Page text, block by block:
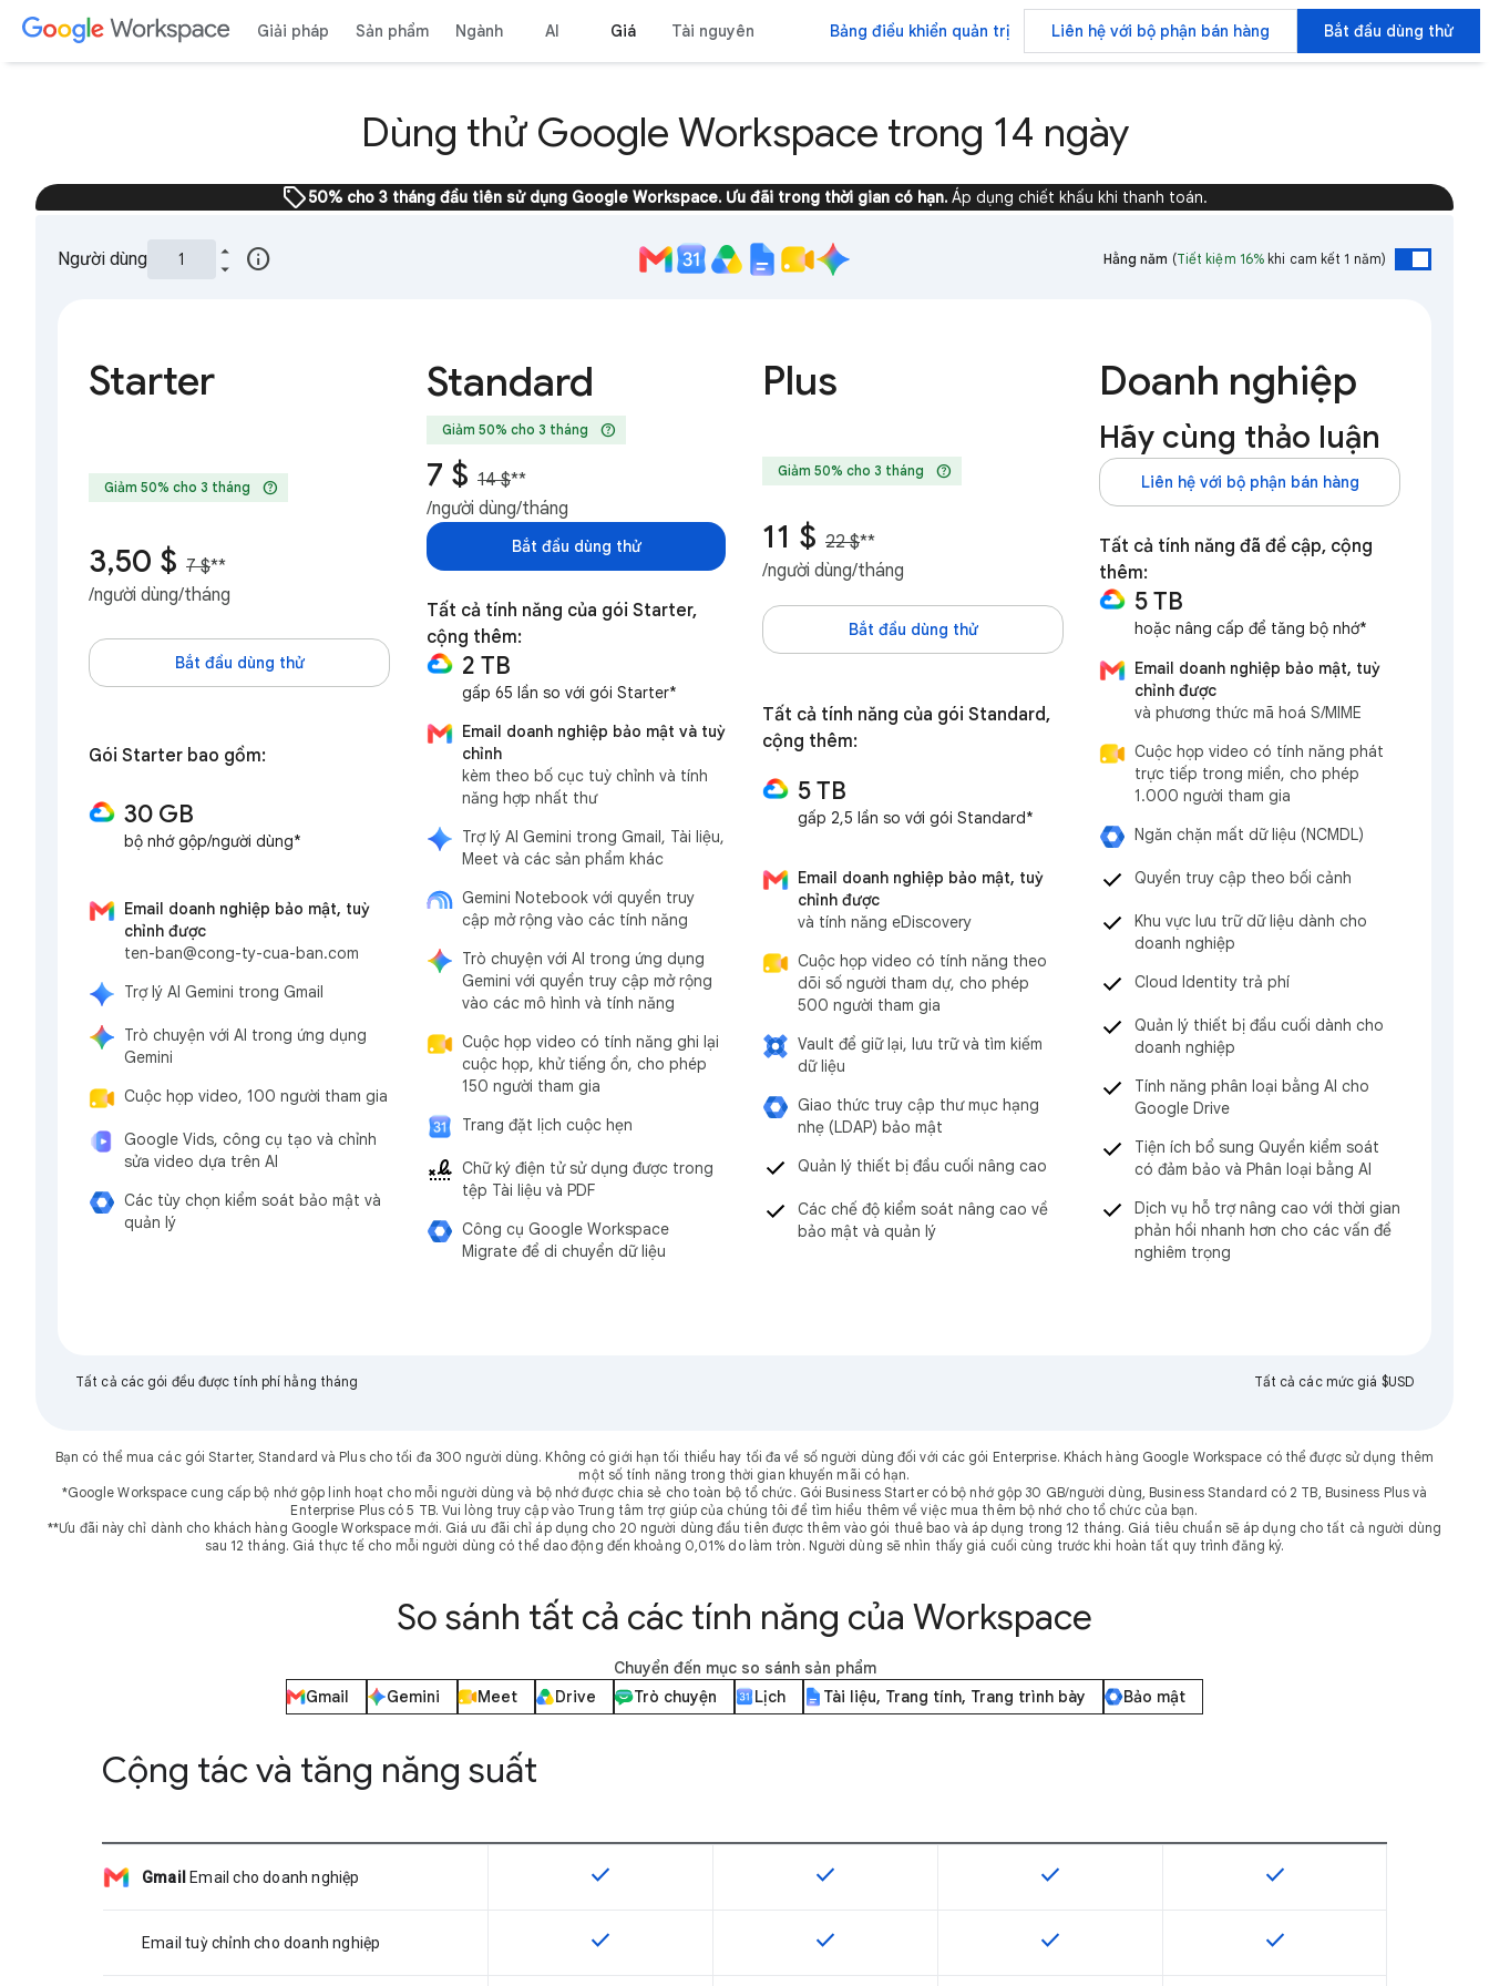
Giải pháp Sản phẩm Ngành AI Giá Tài nguyên Bảng điều khiển quản trị Liên hệ với bộ phận bán hàng Bắt đầu dùng thử
Dùng thử Google Workspace trong 14 ngày
sell50% cho 3 tháng đầu tiên sử dụng Google Workspace. Ưu đãi trong thời gian có hạn. Áp dụng chiết khấu khi thanh toán.
Người dùng info Hằng năm (Tiết kiệm 16% khi cam kết 1 năm)
Starter
Giảm 50% cho 3 tháng help
3,50 $ 7 $**
/người dùng/tháng
Bắt đầu dùng thử
Gói Starter bao gồm:
30 GB
bộ nhớ gộp/người dùng*
Email doanh nghiệp bảo mật, tuỳ
chỉnh được
ten-ban@cong-ty-cua-ban.com
Trợ lý AI Gemini trong Gmail
Trò chuyện với AI trong ứng dụng
Gemini
Cuộc họp video, 100 người tham gia
Google Vids, công cụ tạo và chỉnh
sửa video dựa trên AI
Các tùy chọn kiểm soát bảo mật và
quản lý
Standard
Giảm 50% cho 3 tháng help
7 $ 14 $**
/người dùng/tháng
Bắt đầu dùng thử
Tất cả tính năng của gói Starter,
cộng thêm:
2 TB
gấp 65 lần so với gói Starter*
Email doanh nghiệp bảo mật và tuỳ
chỉnh
kèm theo bố cục tuỳ chỉnh và tính
năng hợp nhất thư
Trợ lý AI Gemini trong Gmail, Tài liệu,
Meet và các sản phẩm khác
Gemini Notebook với quyền truy
cập mở rộng vào các tính năng
Trò chuyện với AI trong ứng dụng
Gemini với quyền truy cập mở rộng
vào các mô hình và tính năng
Cuộc họp video có tính năng ghi lại
cuộc họp, khử tiếng ồn, cho phép
150 người tham gia
Trang đặt lịch cuộc hẹn
Chữ ký điện tử sử dụng được trong
tệp Tài liệu và PDF
Công cụ Google Workspace
Migrate để di chuyển dữ liệu
Plus
Giảm 50% cho 3 tháng help
11 $ 22 $**
/người dùng/tháng
Bắt đầu dùng thử
Tất cả tính năng của gói Standard,
cộng thêm:
5 TB
gấp 2,5 lần so với gói Standard*
Email doanh nghiệp bảo mật, tuỳ
chỉnh được
và tính năng eDiscovery
Cuộc họp video có tính năng theo
dõi số người tham dự, cho phép
500 người tham gia
Vault để giữ lại, lưu trữ và tìm kiếm
dữ liệu
Giao thức truy cập thư mục hạng
nhẹ (LDAP) bảo mật
Quản lý thiết bị đầu cuối nâng cao
Các chế độ kiểm soát nâng cao về
bảo mật và quản lý
Doanh nghiệp
Hãy cùng thảo luận
Liên hệ với bộ phận bán hàng
Tất cả tính năng đã đề cập, cộng
thêm:
5 TB
hoặc nâng cấp để tăng bộ nhớ*
Email doanh nghiệp bảo mật, tuỳ
chỉnh được
và phương thức mã hoá S/MIME
Cuộc họp video có tính năng phát
trực tiếp trong miền, cho phép
1.000 người tham gia
Ngăn chặn mất dữ liệu (NCMDL)
Quyền truy cập theo bối cảnh
Khu vực lưu trữ dữ liệu dành cho
doanh nghiệp
Cloud Identity trả phí
Quản lý thiết bị đầu cuối dành cho
doanh nghiệp
Tính năng phân loại bằng AI cho
Google Drive
Tiện ích bổ sung Quyền kiểm soát
có đảm bảo và Phân loại bằng AI
Dịch vụ hỗ trợ nâng cao với thời gian
phản hồi nhanh hơn cho các vấn đề
nghiêm trọng
Tất cả các gói đều được tính phí hằng tháng Tất cả các mức giá $USD
Bạn có thể mua các gói Starter, Standard và Plus cho tối đa 300 người dùng. Không có giới hạn tối thiểu hay tối đa về số người dùng đối với các gói Enterprise. Khách hàng Google Workspace có thể được sử dụng thêm
một số tính năng trong thời gian khuyến mãi có hạn.
*Google Workspace cung cấp bộ nhớ gộp linh hoạt cho mỗi người dùng và bộ nhớ được chia sẻ cho toàn bộ tổ chức. Gói Business Starter có bộ nhớ gộp 30 GB/người dùng, Business Standard có 2 TB, Business Plus và
Enterprise Plus có 5 TB. Vui lòng truy cập vào Trung tâm trợ giúp của chúng tôi để tìm hiểu thêm về việc mua thêm bộ nhớ cho tổ chức của bạn.
**Ưu đãi này chỉ dành cho khách hàng Google Workspace mới. Giá ưu đãi chỉ áp dụng cho 20 người dùng đầu tiên được thêm vào gói thuê bao và áp dụng trong 12 tháng. Giá tiêu chuẩn sẽ áp dụng cho tất cả người dùng
sau 12 tháng. Giá thực tế cho mỗi người dùng có thể dao động đến khoảng 0,01% do làm tròn. Người dùng sẽ nhìn thấy giá cuối cùng trước khi hoàn tất quy trình đăng ký.
So sánh tất cả các tính năng của Workspace
Chuyển đến mục so sánh sản phẩm
Gmail
Gemini Meet Drive Trò chuyện Lịch Tài liệu, Trang tính, Trang trình bày Bảo mật
Cộng tác và tăng năng suất
Gmail Email cho doanh nghiệp SKU có hỗ trợ tính năng này
check SKU có hỗ trợ tính năng này
check SKU có hỗ trợ tính năng này
check SKU có hỗ trợ tính năng này
check
Email tuỳ chỉnh cho doanh nghiệp SKU có hỗ trợ tính năng này
check SKU có hỗ trợ tính năng này
check SKU có hỗ trợ tính năng này
check SKU có hỗ trợ tính năng này
check